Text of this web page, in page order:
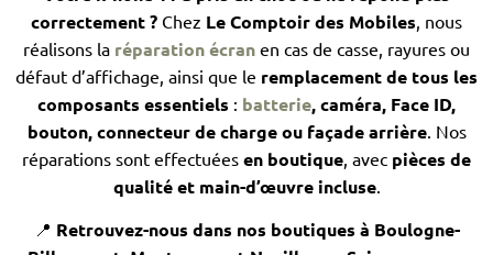
correctement ? Chez Le Comptoir des Mobiles, nous
réalisons la réparation écran en cas de casse, rayures ou
défaut d’affichage, ainsi que le remplacement de tous les
composants essentiels : batterie, caméra, Face ID,
bouton, connecteur de charge ou façade arrière. Nos
réparations sont effectuées en boutique, avec pièces de
qualité et main-d’œuvre incluse.
📍 Retrouvez-nous dans nos boutiques à Boulogne-